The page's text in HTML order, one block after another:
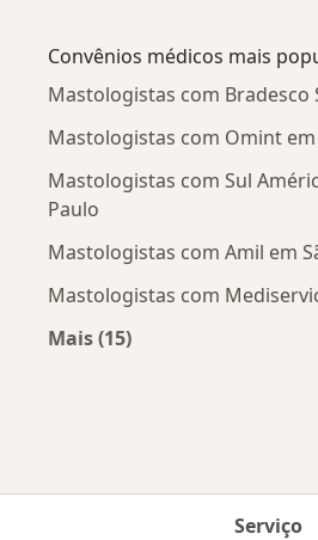
Convênios médicos mais
Mastologistas com Bradesco
Mastologistas com Omint em
Mastologistas com Sul
Paulo
Mastologistas com Amil em
Mastologistas com
Mais (15)
Serviço